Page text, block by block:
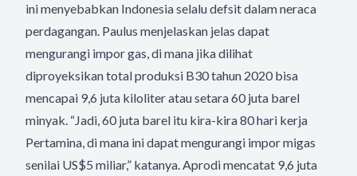
ini menyebabkan Indonesia selalu defsit dalam neraca
perdagangan. Paulus menjelaskan jelas dapat
mengurangi impor gas, di mana jika dilihat
diproyeksikan total produksi B30 tahun 2020 bisa
mencapai 9,6 juta kiloliter atau setara 60 juta barel
minyak. “Jadi, 60 juta barel itu kira-kira 80 hari kerja
Pertamina, di mana ini dapat mengurangi impor migas
senilai US$5 miliar,” katanya. Aprodi mencatat 9,6 juta